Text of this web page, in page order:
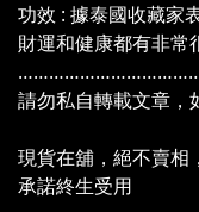
功效 : 據泰國收藏家
財運和健康都有非常
請勿私自轉載文章
現貨在舖，絕不賣相
承諾終生受用